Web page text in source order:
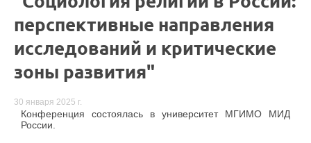
перспективные направления
исследований и критические
зоны развития"
30 января 2025 г.
Конференция состоялась в университет МГИМО МИД
России.